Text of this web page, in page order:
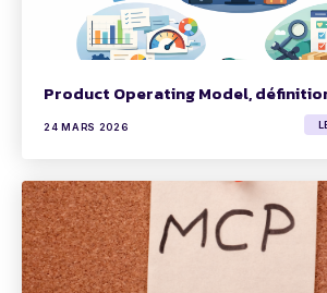
Product Operating Model,
24 MARS 2026